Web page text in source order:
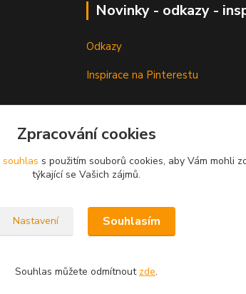
Novinky - odkazy -
Odkazy
Inspirace na Pinterestu
Zpracování cookies
souhlas s použitím souborů cookies, aby Vám mohli
týkající se Vašich zájmů.
Nastavení Souhlasím
Souhlas můžete odmítnout zde.